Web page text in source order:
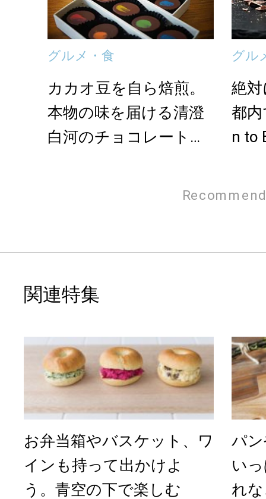
グルメ・食
カカオ豆を自ら焙煎。
本物の味を届ける清澄
白河のチョコレート専
グル
絶
都内
n to
関連特集
お弁当箱やバスケット、ワ
インも持って出かけよ
う。青空の下で楽しむ
パ
い
れ